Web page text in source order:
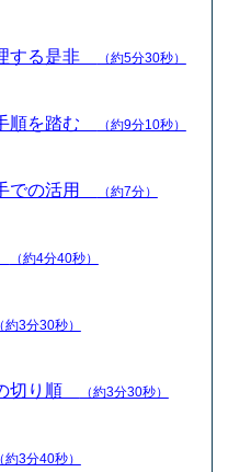
する是非 （約5分30秒）
順を踏む （約9分10秒）
での活用 （約7分）
（約4分40秒）
（約3分30秒）
切り順 （約3分30秒）
（約3分40秒）